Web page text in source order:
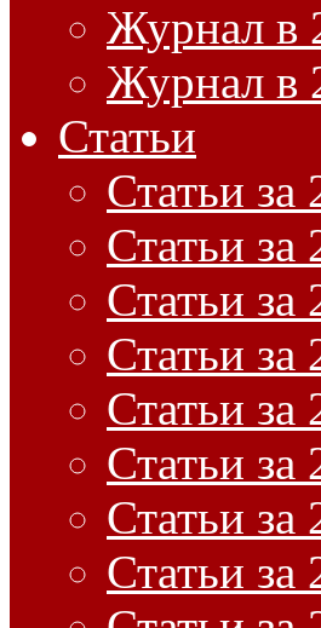
Журнал в
Журнал в
Статьи
Статьи за
Статьи за
Статьи за
Статьи за
Статьи за
Статьи за
Статьи за
Статьи за